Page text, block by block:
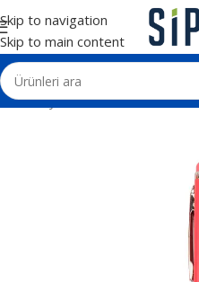
Skip to navigation
Skip to main content
Ana Sayfa Kalemler Metal